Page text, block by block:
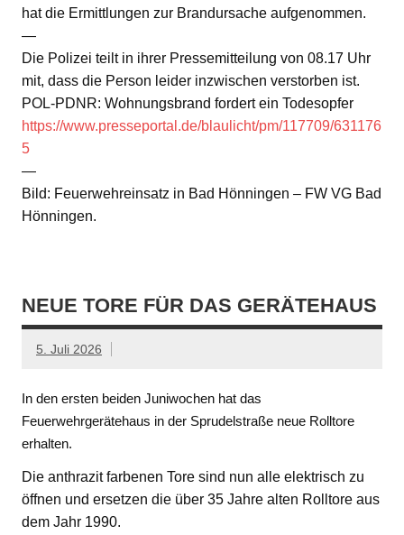
hat die Ermittlungen zur Brandursache aufgenommen.
—
Die Polizei teilt in ihrer Pressemitteilung von 08.17 Uhr
mit, dass die Person leider inzwischen verstorben ist.
POL-PDNR: Wohnungsbrand fordert ein Todesopfer
https://www.presseportal.de/blaulicht/pm/117709/631176
5
—
Bild: Feuerwehreinsatz in Bad Hönningen – FW VG Bad
Hönningen.
NEUE TORE FÜR DAS GERÄTEHAUS
5. Juli 2026
In den ersten beiden Juniwochen hat das
Feuerwehrgerätehaus in der Sprudelstraße neue Rolltore
erhalten.
Die anthrazit farbenen Tore sind nun alle elektrisch zu
öffnen und ersetzen die über 35 Jahre alten Rolltore aus
dem Jahr 1990.